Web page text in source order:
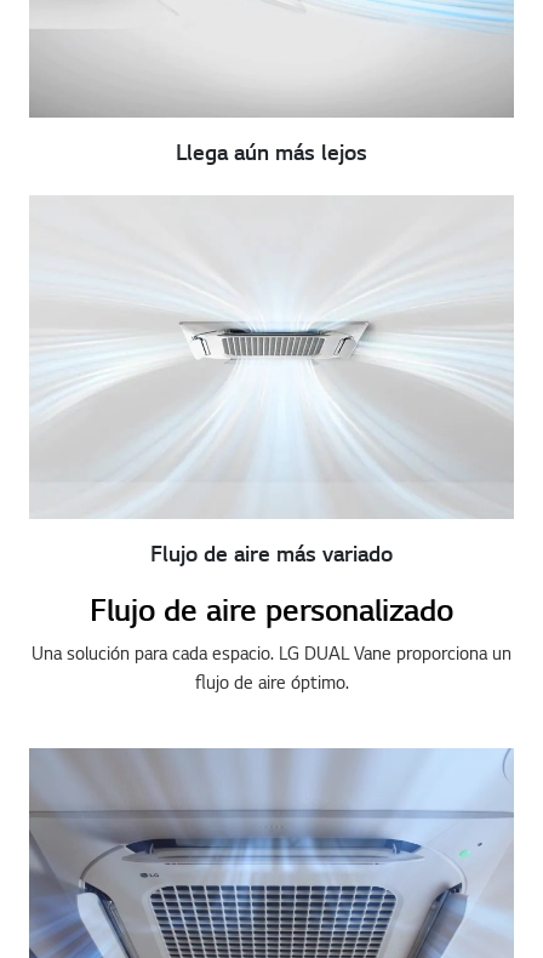
Llega aún más lejos
Flujo de aire más variado
Flujo de aire personalizado
Una solución para cada espacio. LG DUAL Vane proporciona un
flujo de aire óptimo.